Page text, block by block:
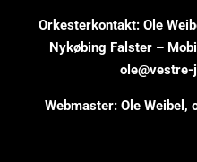
Orkesterkontakt: Ole
Nykøbing Falster –
Webmaster: Ole Weibel,